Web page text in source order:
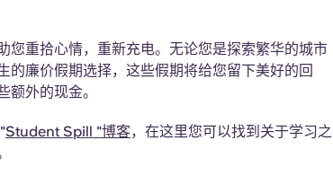
您重拾心情，重新充电。无论您是探索繁华的城市
的廉价假期选择，这些假期将给您留下美好的回
外的现金。
Student Spill "博客，在这里您可以找到关于学习之